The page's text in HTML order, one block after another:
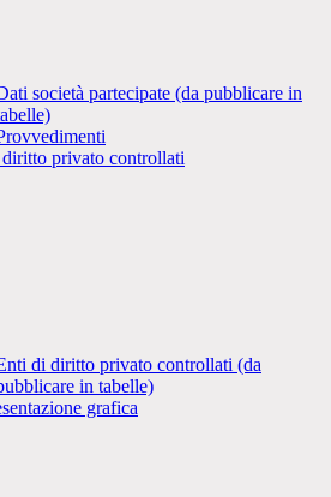
società partecipate (da pubblicare in
privato controllati
di diritto privato controllati (da
in tabelle)
grafica